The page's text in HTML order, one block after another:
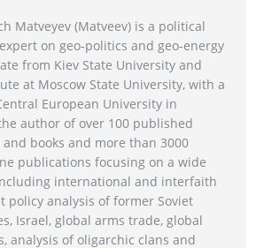
Matveyev (Matveev) is a political
on geo-politics and geo-energy
from Kiev State University and
at Moscow State University, with a
European University in
author of over 100 published
books and more than 3000
publications focusing on a wide
international and interfaith
policy analysis of former Soviet
Israel, global arms trade, global
analysis of oligarchic clans and